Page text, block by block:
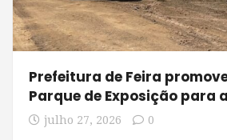
Prefeitura de Feira
Parque de Exposição para
julho 27, 2026 0